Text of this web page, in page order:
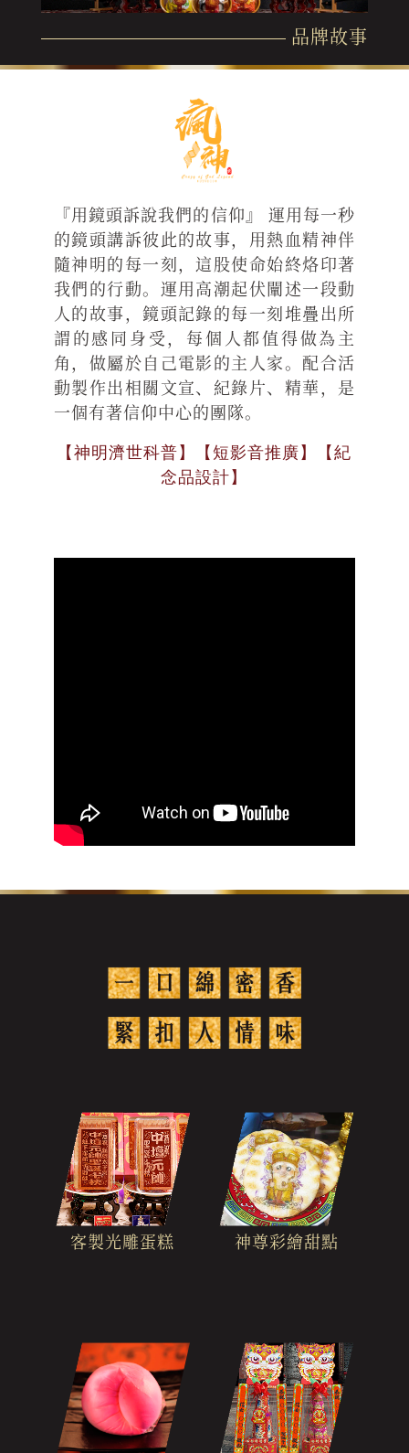
品牌故事
『用鏡頭訴說我們的信仰』 運用每一秒
的鏡頭講訴彼此的故事，用熱血精神伴
隨神明的每一刻，這股使命始終烙印著
我們的行動。運用高潮起伏闡述一段動
人的故事，鏡頭記錄的每一刻堆疊出所
謂的感同身受，每個人都值得做為主
角，做屬於自己電影的主人家。配合活
動製作出相關文宣、紀錄片、精華，是
一個有著信仰中心的團隊。
【神明濟世科普】【短影音推廣】【紀
念品設計】
客製光雕蛋糕 神尊彩繪甜點